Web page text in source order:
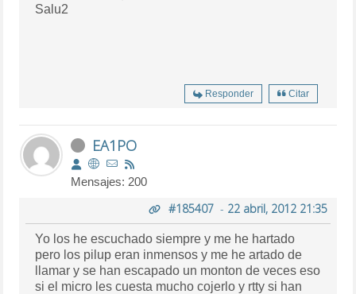
Salu2
Responder Citar
EA1PO
Mensajes: 200
#185407- 22 abril, 2012 21:35
Yo los he escuchado siempre y me he hartado
pero los pilup eran inmensos y me he artado de
llamar y se han escapado un monton de veces eso
si el micro les cuesta mucho cojerlo y rtty si han